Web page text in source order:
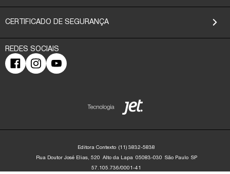
CERTIFICADO DE SEGURANÇA
Editora Contexto (11) 3832-5838
Rua Doutor José Elias, 520 Alto da Lapa 05083-030 São Paulo SP
57.105.736/0001-41